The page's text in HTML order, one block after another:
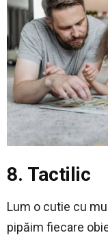
8. Tactilic
Lum o cutie cu
pipăim fiecare